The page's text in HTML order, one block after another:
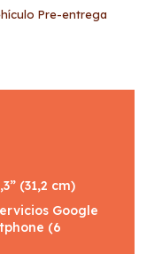
Pre-entrega
(31,2 cm)
Google
(6